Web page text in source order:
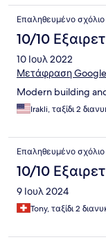
Επαληθευμένο σχόλιο
10/10
10 Ιουλ 2022
Μετάφραση Google
Modern building
Irakli, ταξίδι 2
Επαληθευμένο σχόλιο
10/10
9 Ιουλ 2024
Tony, ταξίδι 2